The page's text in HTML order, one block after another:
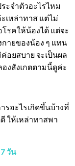
ะจำตัวอะไรไหม
เหล่าทาส แต่ไม่
รคให้น้องได้ แต่จะ
ายของน้อง ๆ แทน
อยสบาย จะเป็นผล
งสังเกตตามนี้ดูค่ะ
อะไรเกิดขึ้นบ้างที่
ให้เหล่าทาสพา
วัน